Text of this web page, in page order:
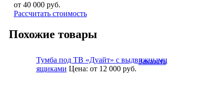
от 40 000 руб.
Рассчитать стоимость
Похожие товары
Тумба под ТВ «Дуайт» с выдвижными
ящиками Цена: от 12 000руб.
Заказать